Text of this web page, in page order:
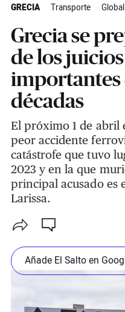
GRECIA Transporte Global
Grecia se
de los
importantes
décadas
El próximo 1 de abril
peor accidente
catástrofe que tuvo
2023 y en la que
principal acusado es
Larissa.
Añade El Salto en